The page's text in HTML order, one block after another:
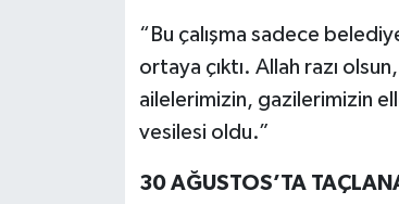
“Bu çalışma sadece
ortaya çıktı. Allah razı
ailelerimizin, gazilerimizin
vesilesi oldu.”
30 AĞUSTOS’TA